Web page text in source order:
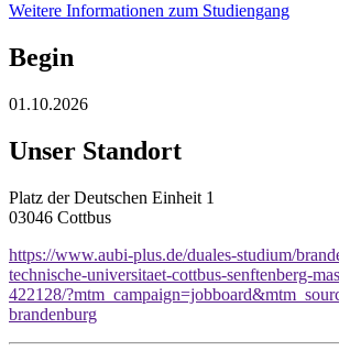
Weitere Informationen zum Studiengang
Begin
01.10.2026
Unser Standort
Platz der Deutschen Einheit 1
03046 Cottbus
https://www.aubi-plus.de/duales-studium/
technische-universitaet-cottbus-senftenberg-
422128/
brandenburg